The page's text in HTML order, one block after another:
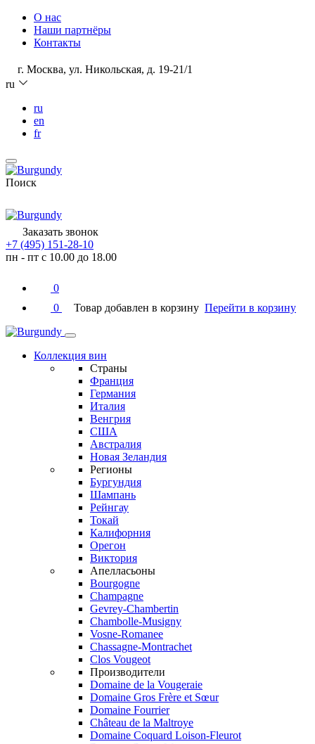
О нас
Наши партнёры
Контакты
г. Москва, ул. Никольская, д. 19-21/1
ru
ru
en
fr
Поиск
Заказать звонок
+7 (495) 151-28-10
пн - пт с 10.00 до 18.00
0
0
Товар добавлен в корзину Перейти в корзину
Коллекция вин
Страны
Франция
Германия
Италия
Венгрия
США
Австралия
Новая Зеландия
Регионы
Бургундия
Шампань
Рейнгау
Токай
Калифорния
Орегон
Виктория
Апелласьоны
Bourgogne
Champagne
Gevrey-Chambertin
Chambolle-Musigny
Vosne-Romanee
Chassagne-Montrachet
Clos Vougeot
Производители
Domaine de la Vougeraie
Domaine Gros Frère et Sœur
Domaine Fourrier
Château de la Maltroye
Domaine Coquard Loison-Fleurot